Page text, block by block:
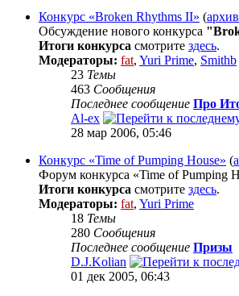
Конкурс «Broken Rhythms II» (архив
Обсуждение нового конкурса
Итоги конкурса смотрите здесь.
Модераторы: fat, Yuri Prime, Smithb
23 Темы
463 Сообщения
Последнее сообщение Про
Al-ex
28 мар 2006, 05:46
Конкурс «Time of Pumping House» (
Форум конкурса «Time of Pumping
Итоги конкурса смотрите здесь.
Модераторы: fat, Yuri Prime
18 Темы
280 Сообщения
Последнее сообщение Призы
D.J.Kolian
01 дек 2005, 06:43